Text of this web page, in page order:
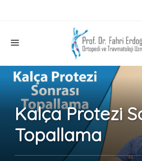
Kalça Protezi
Topallama